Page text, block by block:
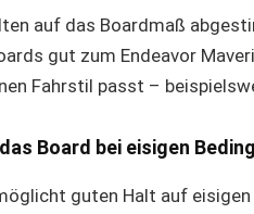
auf das Boardmaß
gut zum Endeavor
Fahrstil passt –
Board bei eisigen
guten Halt auf